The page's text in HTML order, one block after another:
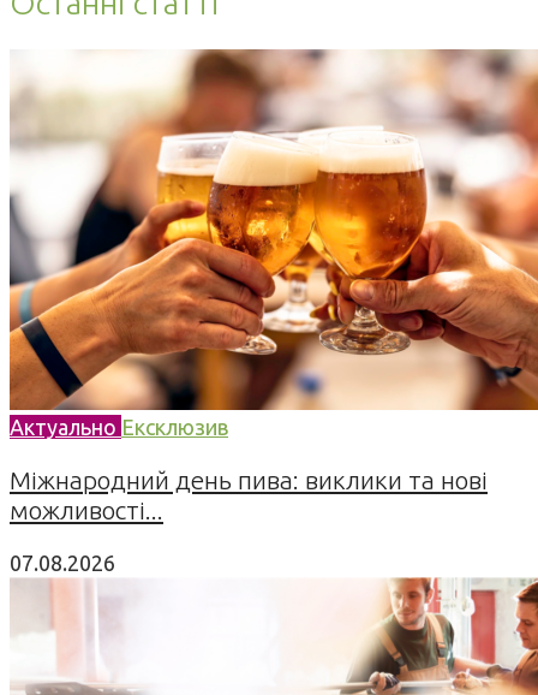
Актуально Ексклюзив
Міжнародний день пива: виклики та нові
можливості...
07.08.2026